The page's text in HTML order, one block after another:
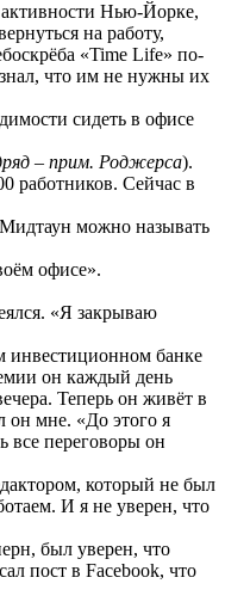
Нью-Йорке,
на работу,
«Time Life» по-
что им не нужны их
сидеть в офисе
– прим. Роджерса).
работников. Сейчас в
можно называть
офисе».
«Я закрываю
инвестиционном банке
он каждый день
Теперь он живёт в
он мне. «До этого я
все переговоры он
который не был
И я не уверен, что
был уверен, что
пост в Facebook, что